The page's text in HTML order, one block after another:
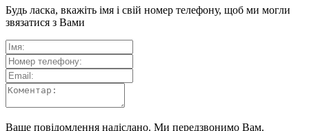
Будь ласка, вкажіть імя і свій номер телефону, щоб ми могли
звязатися з Вами
Ваше повідомлення надіслано. Ми передзвонимо Вам.